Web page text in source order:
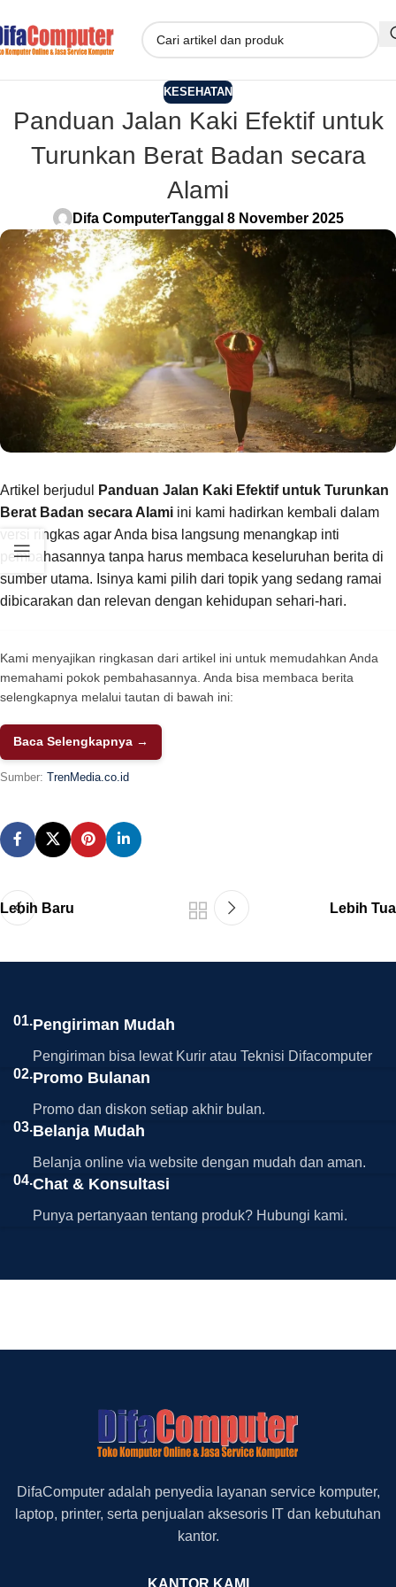
KESEHATAN
Panduan Jalan Kaki Efektif untuk
Turunkan Berat Badan secara
Alami
Difa ComputerTanggal 8 November 2025
Artikel berjudul
Panduan Jalan Kaki Efektif untuk Turunkan
Berat Badan secara Alami ini kami hadirkan kembali dalam
versi ringkas agar Anda bisa langsung menangkap inti
pembahasannya tanpa harus membaca keseluruhan berita di
sumber utama. Isinya kami pilih dari topik yang sedang ramai
dibicarakan dan relevan dengan kehidupan sehari-hari.
Kami menyajikan ringkasan dari artikel ini untuk memudahkan Anda
memahami pokok pembahasannya. Anda bisa membaca berita
selengkapnya melalui tautan di bawah ini:
Baca Selengkapnya →
Sumber: TrenMedia.co.id
Lebih Baru Lebih Tua
01.Pengiriman Mudah
Pengiriman bisa lewat Kurir atau Teknisi Difacomputer
02.Promo Bulanan
Promo dan diskon setiap akhir bulan.
03.Belanja Mudah
Belanja online via website dengan mudah dan aman.
04.Chat & Konsultasi
Punya pertanyaan tentang produk? Hubungi kami.
DifaComputer adalah penyedia layanan service komputer,
laptop, printer, serta penjualan aksesoris IT dan kebutuhan
kantor.